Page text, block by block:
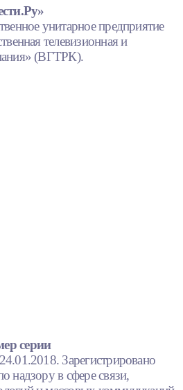
унитарное предприятие
телевизионная и
(ВГТРК).
серии
Зарегистрировано
надзору в сфере связи,